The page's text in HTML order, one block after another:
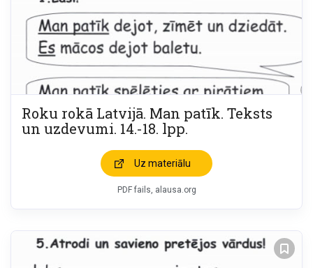
Roku rokā Latvijā. Man patīk. Teksts
un uzdevumi. 14.-18. lpp.
Uz materiālu
PDF fails, alausa.org